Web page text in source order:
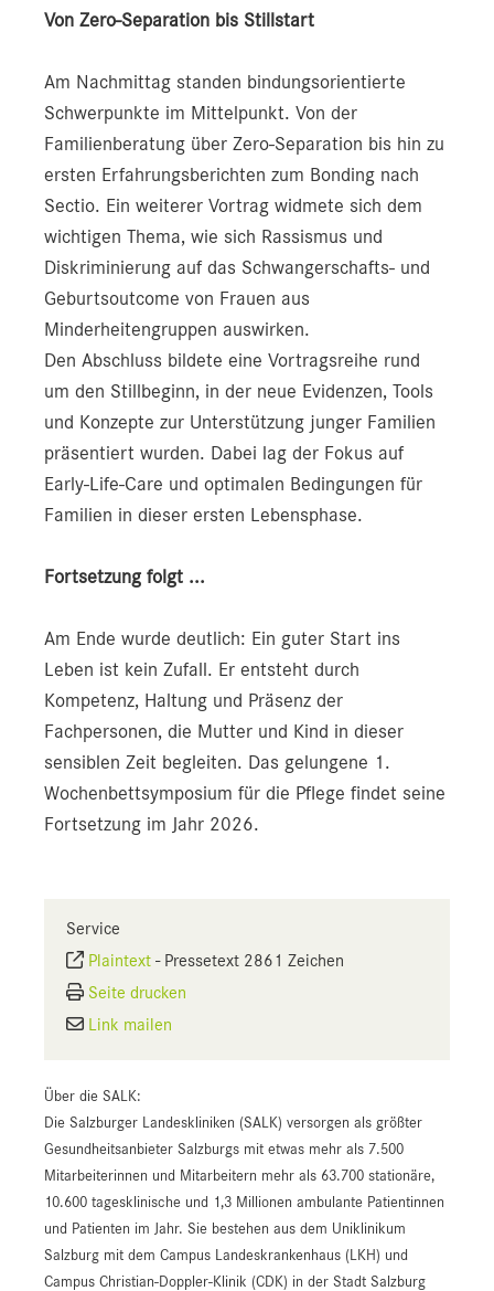
Von Zero-Separation bis Stillstart
Am Nachmittag standen bindungsorientierte
Schwerpunkte im Mittelpunkt. Von der
Familienberatung über Zero-Separation bis hin zu
ersten Erfahrungsberichten zum Bonding nach
Sectio. Ein weiterer Vortrag widmete sich dem
wichtigen Thema, wie sich Rassismus und
Diskriminierung auf das Schwangerschafts- und
Geburtsoutcome von Frauen aus
Minderheitengruppen auswirken.
Den Abschluss bildete eine Vortragsreihe rund
um den Stillbeginn, in der neue Evidenzen, Tools
und Konzepte zur Unterstützung junger Familien
präsentiert wurden. Dabei lag der Fokus auf
Early-Life-Care und optimalen Bedingungen für
Familien in dieser ersten Lebensphase.
Fortsetzung folgt ...
Am Ende wurde deutlich: Ein guter Start ins
Leben ist kein Zufall. Er entsteht durch
Kompetenz, Haltung und Präsenz der
Fachpersonen, die Mutter und Kind in dieser
sensiblen Zeit begleiten. Das gelungene 1.
Wochenbettsymposium für die Pflege findet seine
Fortsetzung im Jahr 2026.
Service
Plaintext - Pressetext 2861 Zeichen
Seite drucken
Link mailen
Über die SALK:
Die Salzburger Landeskliniken (SALK) versorgen als größter
Gesundheitsanbieter Salzburgs mit etwas mehr als 7.500
Mitarbeiterinnen und Mitarbeitern mehr als 63.700 stationäre,
10.600 tagesklinische und 1,3 Millionen ambulante Patientinnen
und Patienten im Jahr. Sie bestehen aus dem Uniklinikum
Salzburg mit dem Campus Landeskrankenhaus (LKH) und
Campus Christian-Doppler-Klinik (CDK) in der Stadt Salzburg